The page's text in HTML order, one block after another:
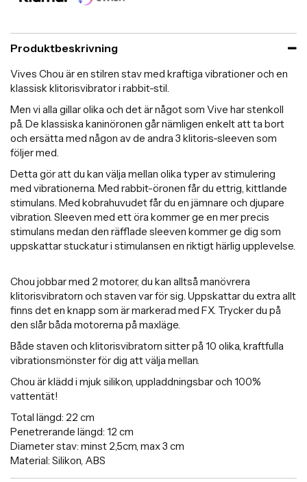
Produktbeskrivning
Vives Chou är en stilren stav med kraftiga vibrationer och en
klassisk klitorisvibrator i rabbit-stil.
Men vi alla gillar olika och det är något som Vive har stenkoll
på. De klassiska kaninöronen går nämligen enkelt att ta bort
och ersätta med någon av de andra 3 klitoris-sleeven som
följer med.
Detta gör att du kan välja mellan olika typer av stimulering
med vibrationerna. Med rabbit-öronen får du ettrig, kittlande
stimulans. Med kobrahuvudet får du en jämnare och djupare
vibration. Sleeven med ett öra kommer ge en mer precis
stimulans medan den räfflade sleeven kommer ge dig som
uppskattar stuckatur i stimulansen en riktigt härlig upplevelse.
Chou jobbar med 2 motorer, du kan alltså manövrera
klitorisvibratorn och staven var för sig. Uppskattar du extra allt
finns det en knapp som är markerad med FX. Trycker du på
den slår båda motorerna på maxläge.
Både staven och klitorisvibratorn sitter på 10 olika, kraftfulla
vibrationsmönster för dig att välja mellan.
Chou är klädd i mjuk silikon, uppladdningsbar och 100%
vattentät!
Total längd: 22 cm
Penetrerande längd: 12 cm
Diameter stav: minst 2,5cm, max 3 cm
Material: Silikon, ABS